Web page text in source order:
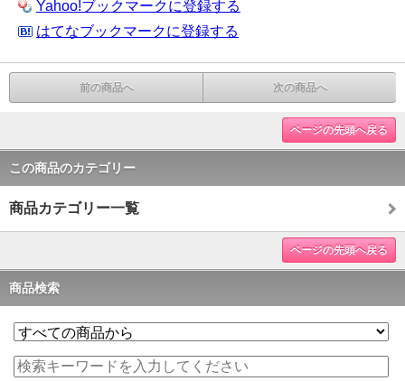
Yahoo!ブックマークに登録する
はてなブックマークに登録する
前の商品へ 次の商品へ
ページの先頭へ戻る
この商品のカテゴリー
商品カテゴリー一覧
ページの先頭へ戻る
商品検索